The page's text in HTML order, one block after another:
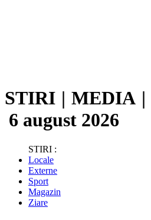
STIRI | MEDIA |
6 august 2026
STIRI :
Locale
Externe
Sport
Magazin
Ziare